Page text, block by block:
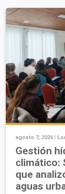
agosto 7, 2026 |
Gestión
climático:
que
aguas